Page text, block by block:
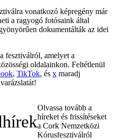
vonatkozó képregény már
a ragyogó fotósaink által
dokumentálták az idei
a fesztiválról, amelyet a
oldalainkon. Feltétlenül
, TikTok, és x maradj
Olvassa tovább a
híreket és frissítéseket
a Cork Nemzetközi
Kórusfesztiválról